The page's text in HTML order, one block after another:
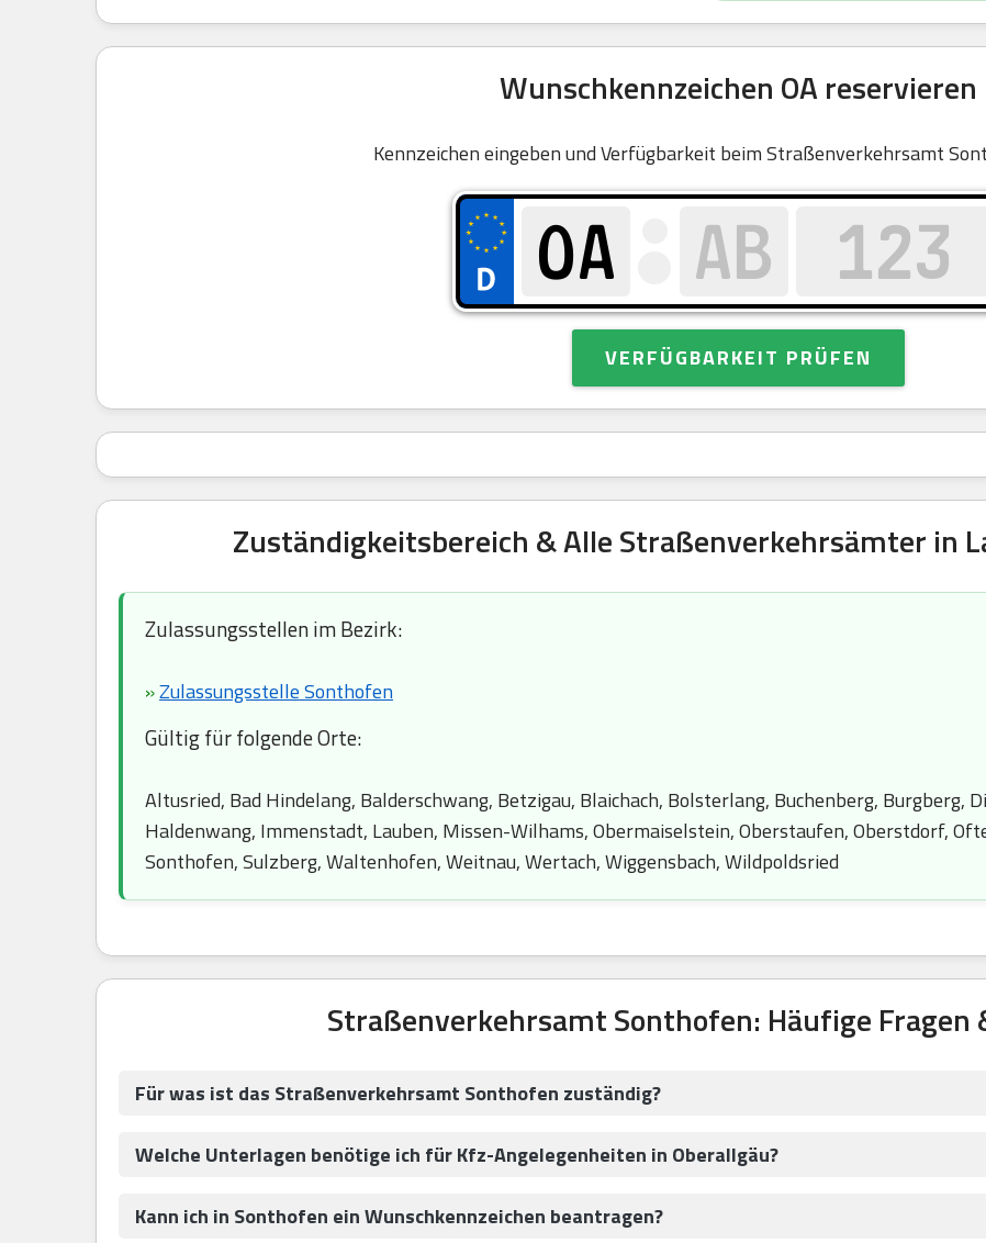
Wunschkennzeichen OA reservieren
Kennzeichen eingeben und Verfügbarkeit beim Straßenverkehrsamt
VERFÜGBARKEIT PRÜFEN
Zuständigkeitsbereich & Alle Straßenverkehrsämter in
Zulassungsstellen im Bezirk:
»Zulassungsstelle Sonthofen
Gültig für folgende Orte:
Altusried, Bad Hindelang, Balderschwang, Betzigau, Blaichach, Bolsterlang, Buchenberg, Burgberg,
Haldenwang, Immenstadt, Lauben, Missen-Wilhams, Obermaiselstein, Oberstaufen, Oberstdorf,
Sonthofen, Sulzberg, Waltenhofen, Weitnau, Wertach, Wiggensbach, Wildpoldsried
Straßenverkehrsamt Sonthofen: Häufige
Für was ist das Straßenverkehrsamt Sonthofen zuständig?
Welche Unterlagen benötige ich für Kfz-Angelegenheiten in Oberallgäu?
Kann ich in Sonthofen ein Wunschkennzeichen beantragen?